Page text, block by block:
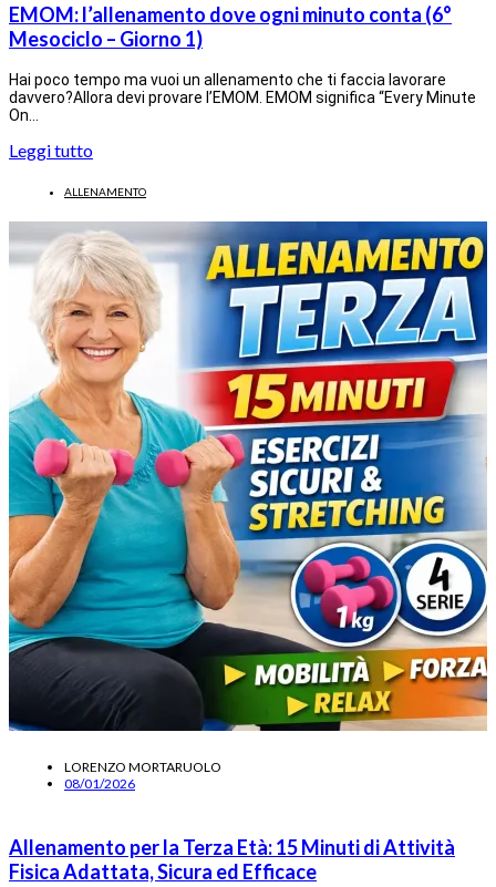
EMOM: l’allenamento dove ogni minuto conta (6°
Mesociclo – Giorno 1)
Hai poco tempo ma vuoi un allenamento che ti faccia lavorare
davvero?Allora devi provare l’EMOM. EMOM significa “Every Minute
On…
Leggi tutto
ALLENAMENTO
LORENZO MORTARUOLO
08/01/2026
Allenamento per la Terza Età: 15 Minuti di Attività
Fisica Adattata, Sicura ed Efficace